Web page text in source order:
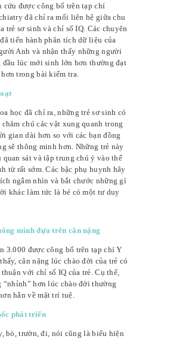
cứu được công bố trên tạp chí
đã chỉ ra mối liên hệ giữa chu
trẻ sơ sinh và chỉ số IQ. Các chuyên
tiến hành phân tích dữ liệu của
Anh và nhận thấy những người
lúc mới sinh lớn hơn thường đạt
trong bài kiểm tra.
học đã chỉ ra, những trẻ sơ sinh có
chú các vật xung quanh trong
gian dài hơn so với các bạn đồng
sẽ thông minh hơn. Những trẻ này
quan sát và tập trung chú ý vào thế
từ rất sớm. Các bậc phụ huynh hãy
ngắm nhìn và bắt chước những gì
khác làm tức là bé có một tư duy
minh dựa trên cân nặng
3.000 được công bố trên tạp chí Y
cân nặng lúc chào đời của trẻ có
với chỉ số IQ của trẻ. Cụ thể,
“nhỉnh” hơn lúc chào đời thường
hẳn về mặt trí tuệ.
phát triển
bò, trườn, đi, nói cũng là biểu hiện